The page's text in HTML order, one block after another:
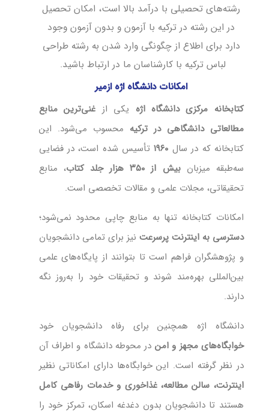
رشته‌های تحصیلی با درآمد بالا است، امکان تحصیل
در این رشته در ترکیه با آزمون و بدون آزمون وجود
دارد برای اطلاع از چگونگی وارد شدن به رشته طراحی
لباس ترکیه با کارشناسان ما در ارتباط باشید.
امکانات دانشگاه اژه ازمیر
کتابخانه مرکزی دانشگاه اژه یکی از غنی‌ترین منابع
مطالعاتی دانشگاهی در ترکیه محسوب می‌شود. این
کتابخانه که در سال ۱۹۶۰تأسیس شده است، در فضایی
سه‌طبقه میزبانبیش از ۳۵۰ هزار جلد کتاب
، منابع
تحقیقاتی، مجلات علمی و مقالات تخصصی است.
امکانات کتابخانه تنها به منابع چاپی محدود نمی‌شود؛
دسترسی به اینترنت پرسرعت نیز برای تمامی دانشجویان
و پژوهشگران فراهم است تا بتوانند از پایگاه‌های علمی
بین‌المللی بهره‌مند شوند و تحقیقات خود را به‌روز نگه
دارند.
دانشگاه اژه همچنین برای رفاه دانشجویان خود
خوابگاه‌های مجهز و امن در محوطه دانشگاه و اطراف آن
در نظر گرفته است. این خوابگاه‌ها دارای امکاناتی نظیر
اینترنت، سالن مطالعه، غذاخوری و خدمات رفاهی کامل
هستند تا دانشجویان بدون دغدغه اسکان، تمرکز خود را